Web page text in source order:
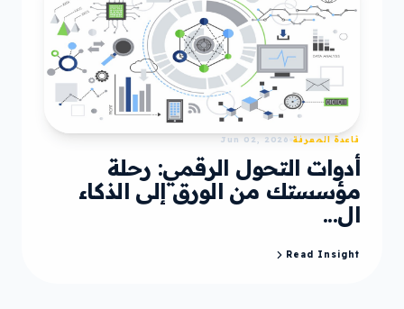
قاعدة المعرفة Jun 02, 2026
أدوات التحول الرقمي: رحلة
مؤسستك من الورق إلى الذكاء
ال...
Read Insight